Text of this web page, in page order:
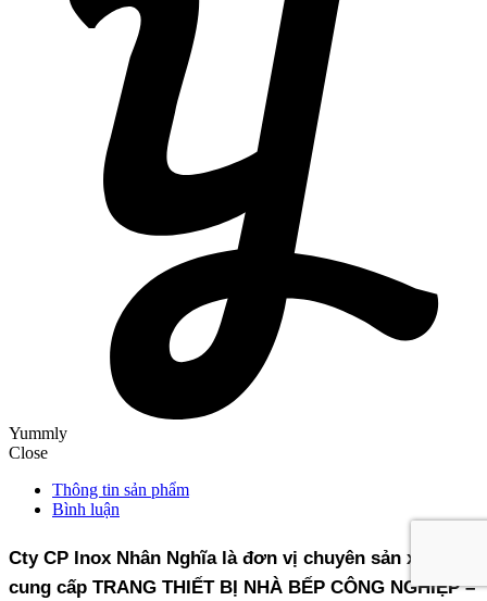
Yummly
Close
Thông tin sản phẩm
Bình luận
Cty CP Inox Nhân Nghĩa là đơn vị chuyên sản xuất,
cung cấp TRANG THIẾT BỊ NHÀ BẾP CÔNG NGHIỆP –